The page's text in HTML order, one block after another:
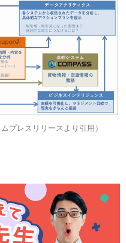
プレスリリースより引用）